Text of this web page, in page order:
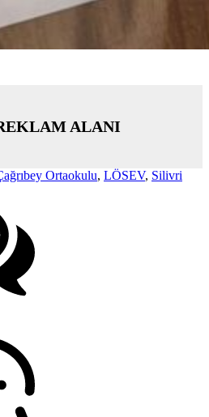
ALANI
Ortaokulu, LÖSEV, Silivri